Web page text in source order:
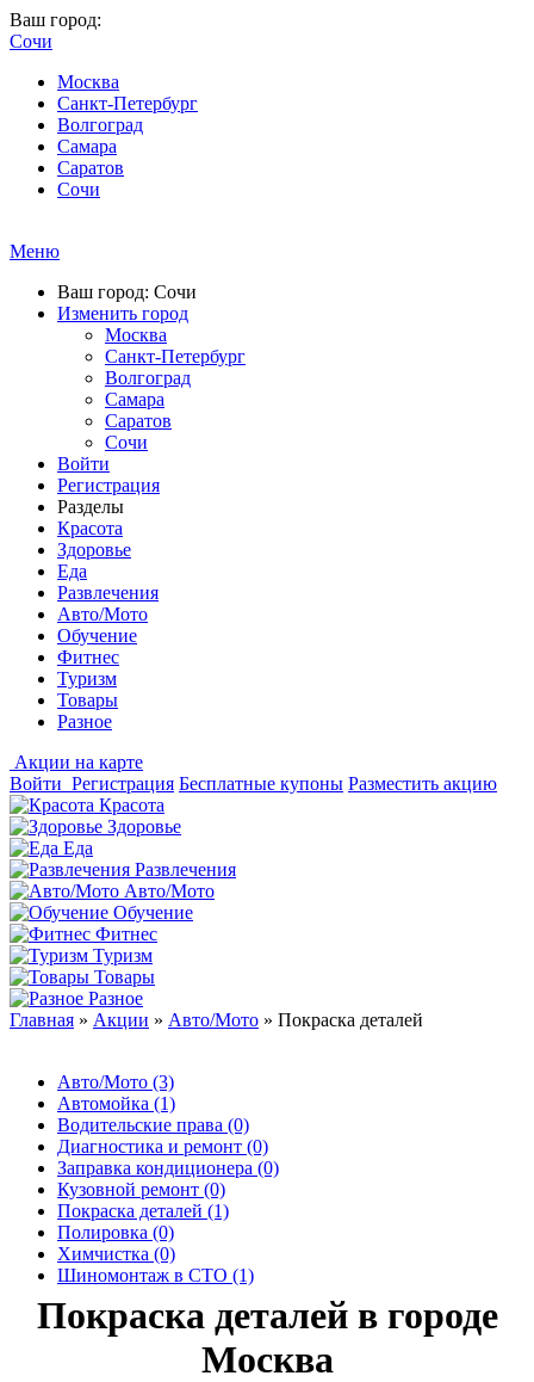
Ваш город:
Сочи
Москва
Санкт-Петербург
Волгоград
Самара
Саратов
Сочи
Меню
Ваш город: Сочи
Изменить город
Москва
Санкт-Петербург
Волгоград
Самара
Саратов
Сочи
Войти
Регистрация
Разделы
Красота
Здоровье
Еда
Развлечения
Авто/Мото
Обучение
Фитнес
Туризм
Товары
Разное
Акции на карте
Войти Регистрация Бесплатные купоны Разместить акцию
Красота
Здоровье
Еда
Развлечения
Авто/Мото
Обучение
Фитнес
Туризм
Товары
Разное
Главная » Акции » Авто/Мото » Покраска деталей
Авто/Мото (3)
Автомойка (1)
Водительские права (0)
Диагностика и ремонт (0)
Заправка кондиционера (0)
Кузовной ремонт (0)
Покраска деталей (1)
Полировка (0)
Химчистка (0)
Шиномонтаж в СТО (1)
Покраска деталей в городе
Москва